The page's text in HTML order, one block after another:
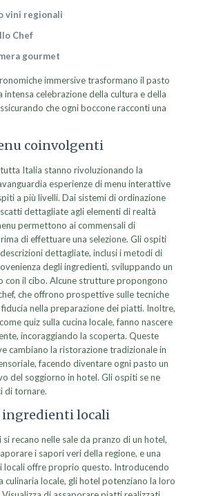
vini regionali
Chef
gourmet
immersive trasformano il pasto
celebrazione della cultura e della
che ogni boccone racconti una
coinvolgenti
Italia stanno rivoluzionando la
esperienze di menu interattive
a più livelli. Dai sistemi di ordinazione
dettagliate agli elementi di realtà
permettono ai commensali di
di effettuare una selezione. Gli ospiti
dettagliate, inclusi i metodi di
degli ingredienti, sviluppando un
con il cibo. Alcune strutture propongono
che offrono prospettive sulle tecniche
nella preparazione dei piatti. Inoltre,
quiz sulla cucina locale, fanno nascere
incoraggiando la scoperta. Queste
cambiano la ristorazione tradizionale in
facendo diventare ogni pasto un
del soggiorno in hotel. Gli ospiti se ne
di tornare.
ingredienti locali
recano nelle sale da pranzo di un hotel,
i sapori veri della regione, e una
locali offre proprio questo. Introducendo
culinaria locale, gli hotel potenziano la loro